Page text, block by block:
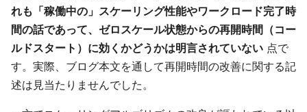
れも「稼働中の」スケーリング性能やワークロード完了時
間の話であって、ゼロスケール状態からの再開時間（コー
ルドスタート）に効くかどうかは明言されていない 点で
す。実際、ブログ本文を通して再開時間の改善に関する記
述は見当たりませんでした。